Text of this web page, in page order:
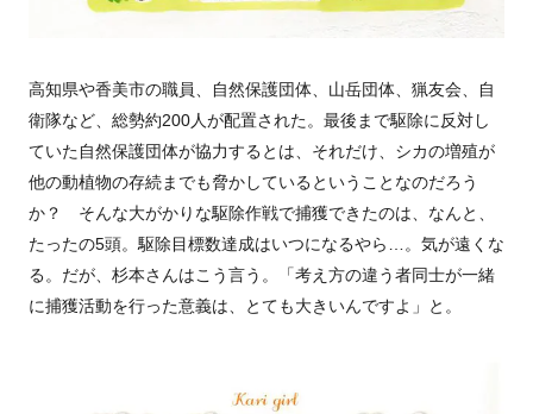
高知県や香美市の職員、自然保護団体、山岳団体、猟友会、自
衛隊など、総勢約200人が配置された。最後まで駆除に反対し
ていた自然保護団体が協力するとは、それだけ、シカの増殖が
他の動植物の存続までも脅かしているということなのだろう
か？ そんな大がかりな駆除作戦で捕獲できたのは、なんと、
たったの5頭。駆除目標数達成はいつになるやら…。気が遠くな
る。だが、杉本さんはこう言う。「考え方の違う者同士が一緒
に捕獲活動を行った意義は、とても大きいんですよ」と。